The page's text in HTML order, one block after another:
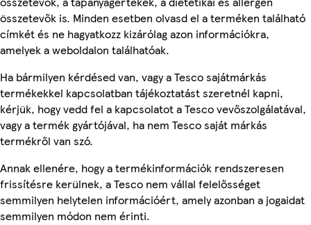
összetevők is. Minden esetben olvasd el a terméken található
címkét és ne hagyatkozz kizárólag azon információkra,
amelyek a weboldalon találhatóak.
Ha bármilyen kérdésed van, vagy a Tesco sajátmárkás
termékekkel kapcsolatban tájékoztatást szeretnél kapni,
kérjük, hogy vedd fel a kapcsolatot a Tesco vevőszolgálatával,
vagy a termék gyártójával, ha nem Tesco saját márkás
termékről van szó.
Annak ellenére, hogy a termékinformációk rendszeresen
frissítésre kerülnek, a Tesco nem vállal felelősséget
semmilyen helytelen információért, amely azonban a jogaidat
semmilyen módon nem érinti.